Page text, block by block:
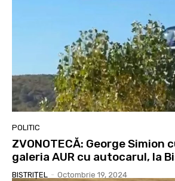
POLITIC
ZVONOTECĂ: George Simion
galeria AUR cu autocarul, la
BISTRIȚEL - Octombrie 19, 2024